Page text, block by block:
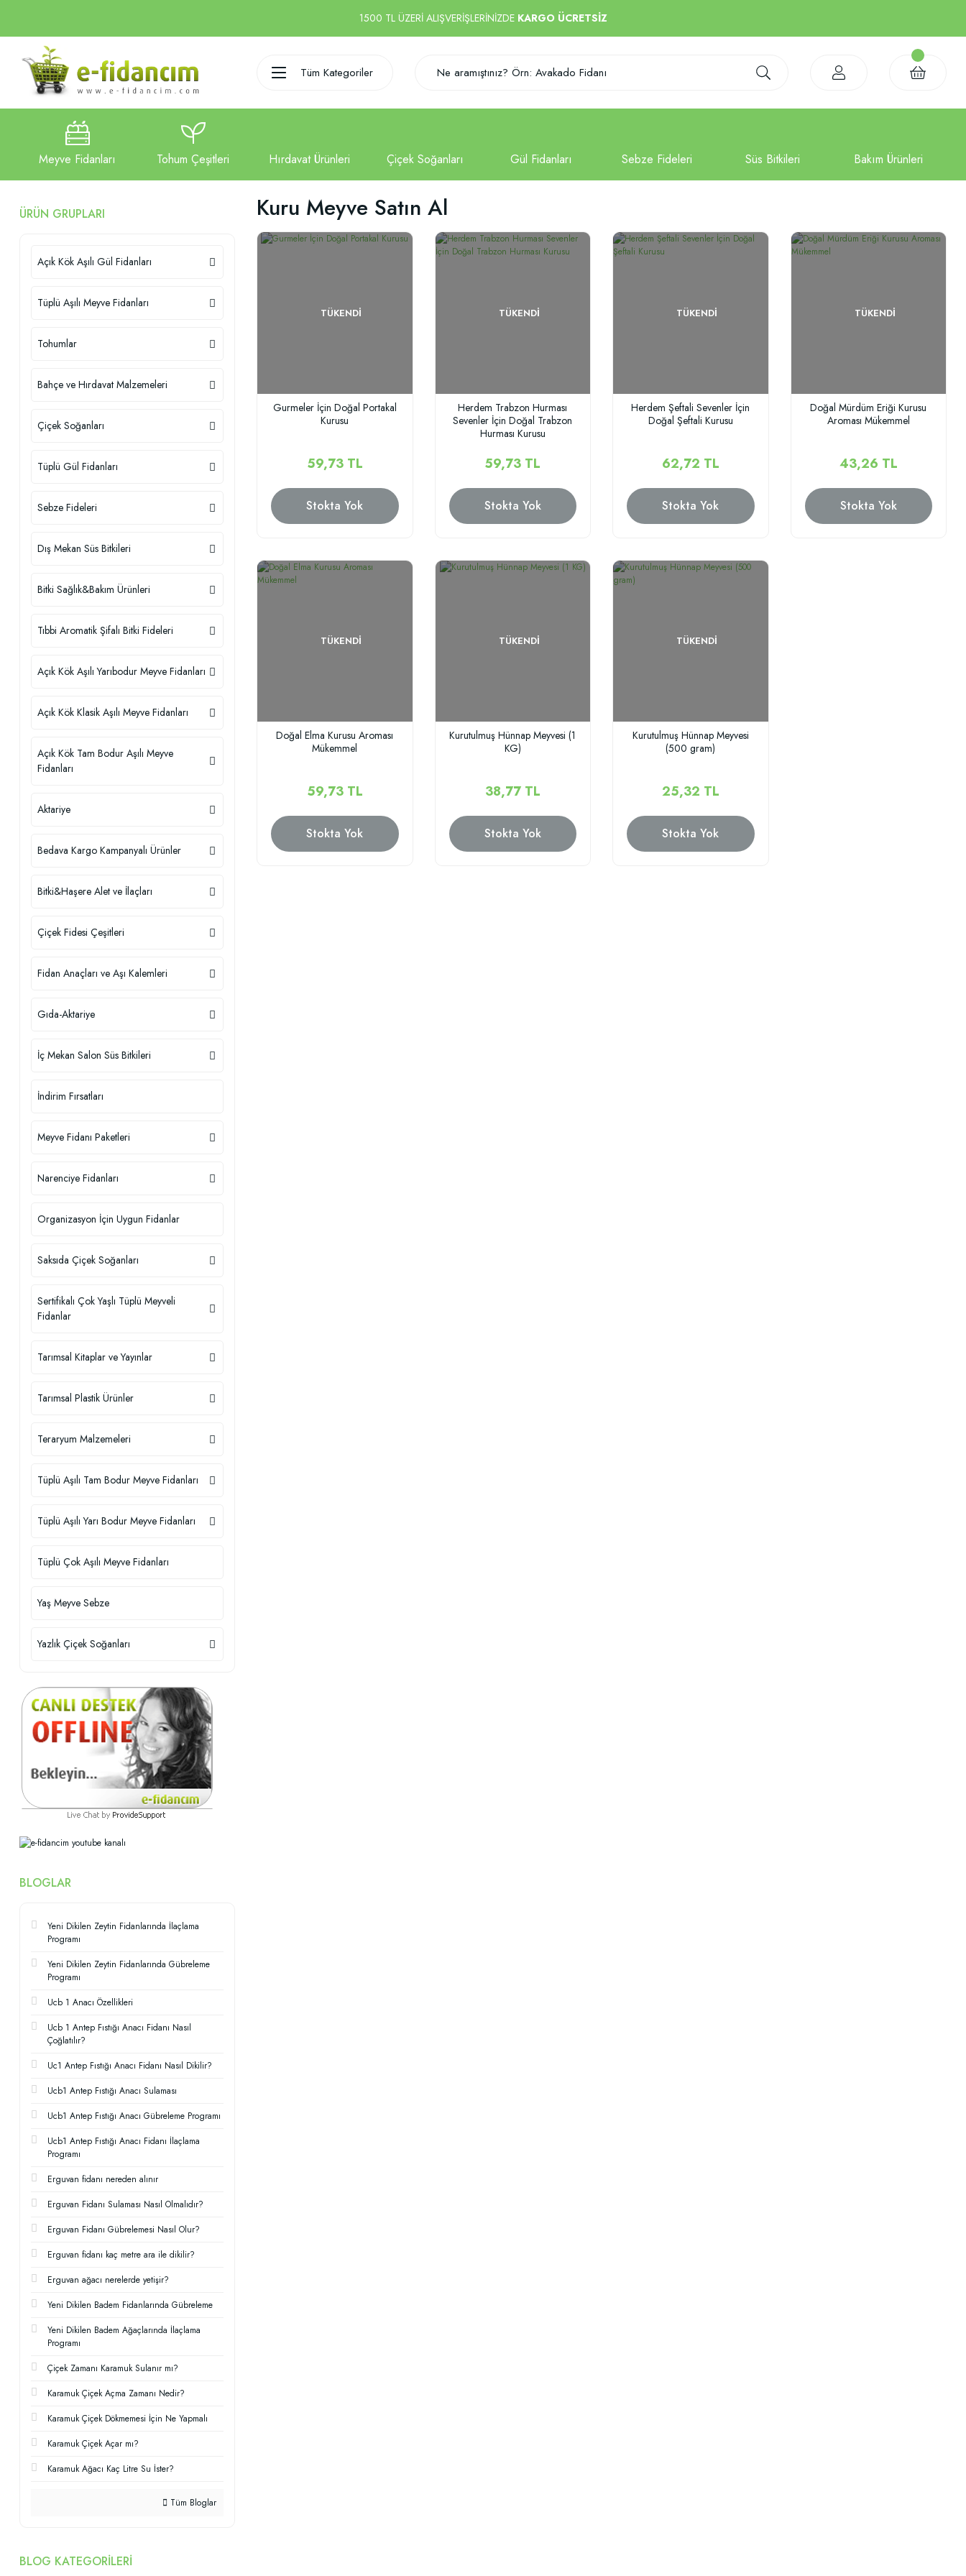
1500 TL ÜZERİ ALIŞVERİŞLERİNİZDE KARGO ÜCRETSİZ
Tüm Kategoriler
ÜRÜN GRUPLARI
Açık Kök Aşılı Gül Fidanları
Tüplü Aşılı Meyve Fidanları
Tohumlar
Bahçe ve Hırdavat Malzemeleri
Çiçek Soğanları
Tüplü Gül Fidanları
Sebze Fideleri
Dış Mekan Süs Bitkileri
Bitki Sağlık&Bakım Ürünleri
Tıbbi Aromatik Şifalı Bitki Fideleri
Açık Kök Aşılı Yarıbodur Meyve Fidanları
Açık Kök Klasik Aşılı Meyve Fidanları
Açık Kök Tam Bodur Aşılı Meyve
Fidanları
Aktariye
Bedava Kargo Kampanyalı Ürünler
Bitki&Haşere Alet ve İlaçları
Çiçek Fidesi Çeşitleri
Fidan Anaçları ve Aşı Kalemleri
Gıda-Aktariye
İç Mekan Salon Süs Bitkileri
İndirim Fırsatları
Meyve Fidanı Paketleri
Narenciye Fidanları
Organizasyon İçin Uygun Fidanlar
Saksıda Çiçek Soğanları
Sertifikalı Çok Yaşlı Tüplü Meyveli
Fidanlar
Tarımsal Kitaplar ve Yayınlar
Tarımsal Plastik Ürünler
Teraryum Malzemeleri
Tüplü Aşılı Tam Bodur Meyve Fidanları
Tüplü Aşılı Yarı Bodur Meyve Fidanları
Tüplü Çok Aşılı Meyve Fidanları
Yaş Meyve Sebze
Yazlık Çiçek Soğanları
BLOGLAR
Yeni Dikilen Zeytin Fidanlarında İlaçlama
Programı
Yeni Dikilen Zeytin Fidanlarında Gübreleme
Programı
Ucb 1 Anacı Özellikleri
Ucb 1 Antep Fıstığı Anacı Fidanı Nasıl
Çoğlatılır?
Uc1 Antep Fıstığı Anacı Fidanı Nasıl Dikilir?
Ucb1 Antep Fıstığı Anacı Sulaması
Ucb1 Antep Fıstığı Anacı Gübreleme Programı
Ucb1 Antep Fıstığı Anacı Fidanı İlaçlama
Programı
Erguvan fidanı nereden alınır
Erguvan Fidanı Sulaması Nasıl Olmalıdır?
Erguvan Fidanı Gübrelemesi Nasıl Olur?
Erguvan fidanı kaç metre ara ile dikilir?
Erguvan ağacı nerelerde yetişir?
Yeni Dikilen Badem Fidanlarında Gübreleme
Yeni Dikilen Badem Ağaçlarında İlaçlama
Programı
Çiçek Zamanı Karamuk Sulanır mı?
Karamuk Çiçek Açma Zamanı Nedir?
Karamuk Çiçek Dökmemesi İçin Ne Yapmalı
Karamuk Çiçek Açar mı?
Karamuk Ağacı Kaç Litre Su İster?
Tüm Bloglar
BLOG KATEGORILERI
Kuru Meyve Satın Al
TÜKENDI
Gurmeler İçin Doğal Portakal
Kurusu
59,73 TL
Stokta Yok
TÜKENDI
Herdem Trabzon Hurması
Sevenler İçin Doğal Trabzon
Hurması Kurusu
59,73 TL
Stokta Yok
TÜKENDI
Herdem Şeftali Sevenler İçin
Doğal Şeftali Kurusu
62,72 TL
Stokta Yok
TÜKENDI
Doğal Mürdüm Eriği Kurusu
Aroması Mükemmel
43,26 TL
Stokta Yok
TÜKENDI
Doğal Elma Kurusu Aroması
Mükemmel
59,73 TL
Stokta Yok
TÜKENDI
Kurutulmuş Hünnap Meyvesi (1
KG)
38,77 TL
Stokta Yok
TÜKENDI
Kurutulmuş Hünnap Meyvesi
(500 gram)
25,32 TL
Stokta Yok